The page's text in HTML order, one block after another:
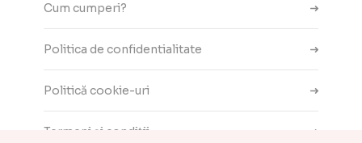
Cum cumperi?
Politica de confidentialitate
Politică cookie-uri
Termeni și condiții